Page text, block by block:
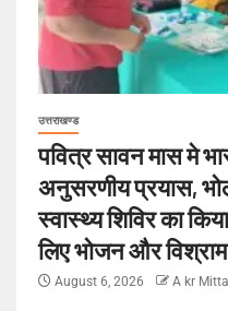
उत्तराखण्ड
पवित्र सावन मास मे
अनुसरणीय प्रयास,
स्वास्थ्य शिविर का
लिए भोजन और
August 6, 2026 A kr Mittal